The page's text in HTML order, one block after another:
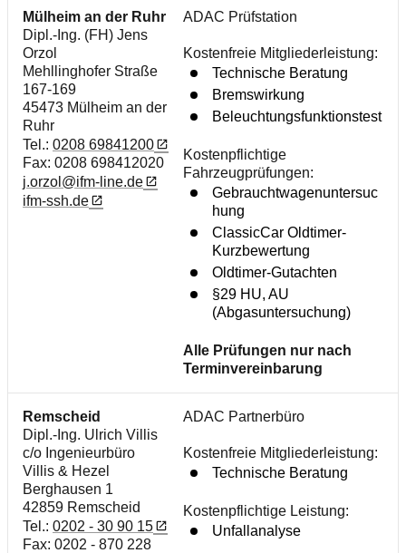
Mülheim an der Ruhr
Dipl.-Ing. (FH) Jens
Orzol
Mehllinghofer Straße
167-169
45473 Mülheim an der
Ruhr
Tel.: 0208 69841200
Fax: 0208 698412020
j.orzol@ifm-line.de
ifm-ssh.de
ADAC Prüfstation
Kostenfreie Mitgliederleistung:
Technische Beratung
Bremswirkung
Beleuchtungsfunktionstest
Kostenpflichtige
Fahrzeugprüfungen:
Gebrauchtwagenuntersuc
hung
ClassicCar Oldtimer-
Kurzbewertung
Oldtimer-Gutachten
§29 HU, AU
(Abgasuntersuchung)
Alle Prüfungen nur nach
Terminvereinbarung
Remscheid
Dipl.-Ing. Ulrich Villis
c/o Ingenieurbüro
Villis & Hezel
Berghausen 1
42859 Remscheid
Tel.: 0202 - 30 90 15
Fax: 0202 - 870 228
ADAC Partnerbüro
Kostenfreie Mitgliederleistung:
Technische Beratung
Kostenpflichtige Leistung:
Unfallanalyse